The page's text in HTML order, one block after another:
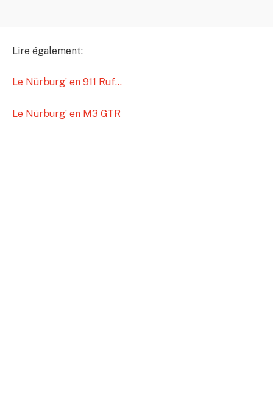
Lire également:
Le Nürburg’ en 911 Ruf…
Le Nürburg’ en M3 GTR